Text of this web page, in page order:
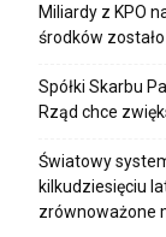
Miliardy z KPO
środków
Spółki Skarbu
Rząd chce
Światowy
kilkudziesięciu
zrównoważone